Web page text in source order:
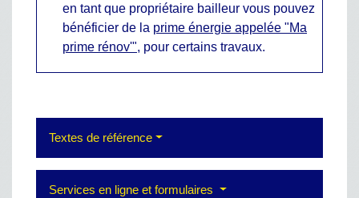
en tant que propriétaire bailleur vous pouvez
bénéficier de la prime énergie appelée "Ma
prime rénov'", pour certains travaux.
Textes de référence
Services en ligne et formulaires